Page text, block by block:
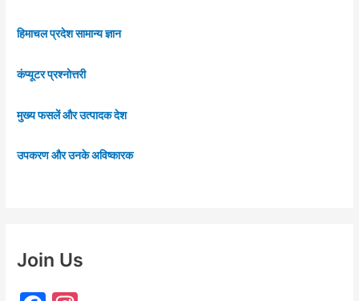
हिमाचल प्रदेश सामान्य ज्ञान
कंप्यूटर प्रश्नोत्तरी
मुख्य फसलें और उत्पादक देश
उपकरण और उनके अविष्कारक
Join Us